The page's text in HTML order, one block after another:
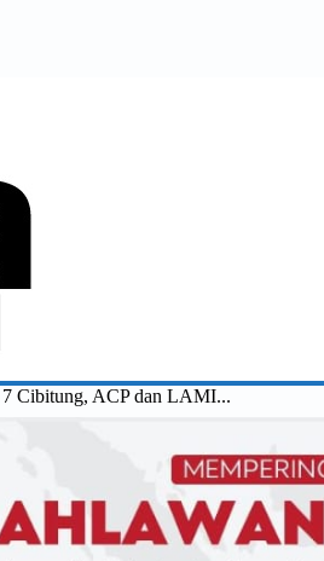
Cibitung, ACP dan LAMI...